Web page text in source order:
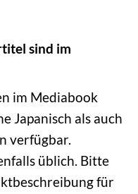
sind im
im Mediabook
Japanisch als auch
verfügbar.
üblich. Bitte
für